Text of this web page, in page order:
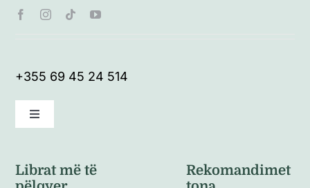
+355 69 45 24 514
Toggle
Librat më të
Rekomandimet